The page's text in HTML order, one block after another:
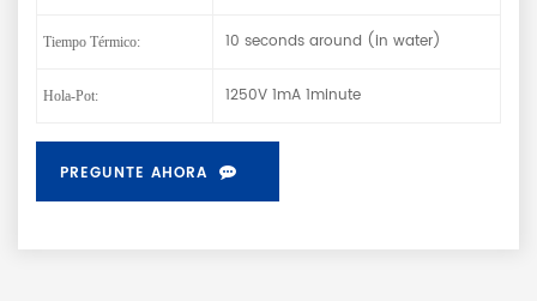
Tiempo Térmico: 10 seconds around (in water)
Hola-Pot: 1250V 1mA 1minute
PREGUNTE AHORA